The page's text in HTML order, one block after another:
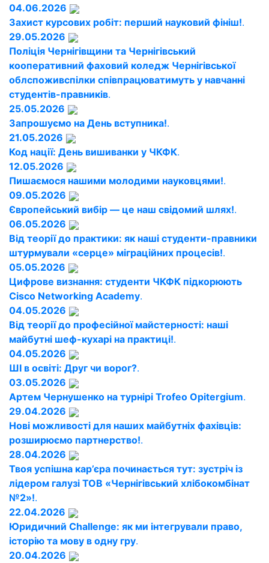
04.06.2026
Захист курсових робіт: перший науковий фініш!.
29.05.2026
Поліція Чернігівщини та Чернігівський
кооперативний фаховий коледж Чернігівської
облспоживспілки співпрацюватимуть у навчанні
студентів-правників.
25.05.2026
Запрошуємо на День вступника!.
21.05.2026
Код нації: День вишиванки у ЧКФК.
12.05.2026
Пишаємося нашими молодими науковцями!.
09.05.2026
Європейський вибір — це наш свідомий шлях!.
06.05.2026
Від теорії до практики: як наші студенти-правники
штурмували «серце» міграційних процесів!.
05.05.2026
Цифрове визнання: студенти ЧКФК підкорюють
Cisco Networking Academy.
04.05.2026
Від теорії до професійної майстерності: наші
майбутні шеф-кухарі на практиці!.
04.05.2026
ШІ в освіті: Друг чи ворог?.
03.05.2026
Артем Чернушенко на турнірі Trofeo Opitergium.
29.04.2026
Нові можливості для наших майбутніх фахівців:
розширюємо партнерство!.
28.04.2026
Твоя успішна кар’єра починається тут: зустріч із
лідером галузі ТОВ «Чернігівський хлібокомбінат
№2»!.
22.04.2026
Юридичний Challenge: як ми інтегрували право,
історію та мову в одну гру.
20.04.2026